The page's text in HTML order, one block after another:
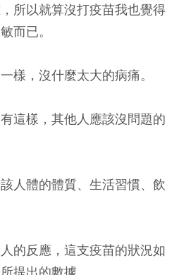
所以就算沒打疫苗我也覺得
而已。
樣，沒什麼太大的病痛。
這樣，其他人應該沒問題的
人體的體質、生活習慣、飲
的反應，這支疫苗的狀況如